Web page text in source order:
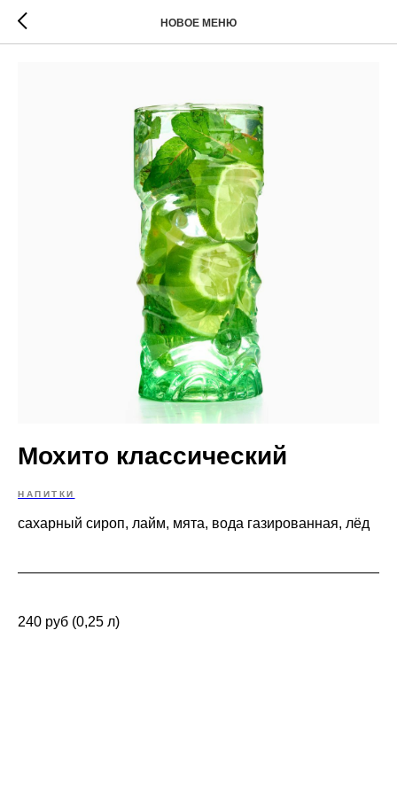
НОВОЕ МЕНЮ
Мохито классический
НАПИТКИ
сахарный сироп, лайм, мята, вода газированная, лёд
240 руб (0,25 л)